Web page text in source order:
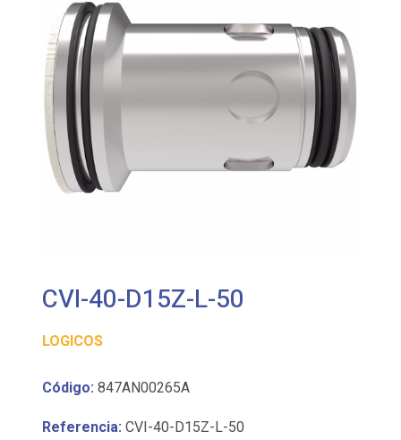
CVI-40-D15Z-L-50
LOGICOS
Código: 847AN00265A
Referencia: CVI-40-D15Z-L-50